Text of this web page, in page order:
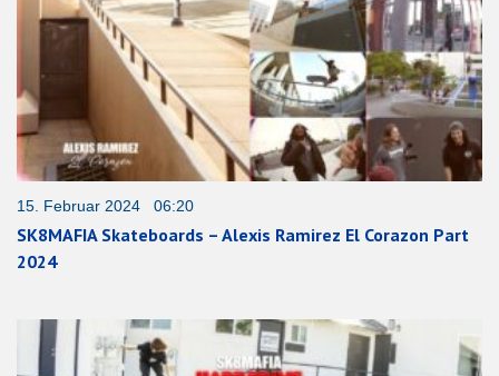
15. Februar 2024 06:20
SK8MAFIA Skateboards – Alexis Ramirez El Corazon Part
2024